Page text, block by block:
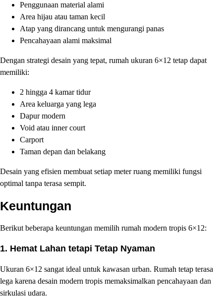
Penggunaan material alami
Area hijau atau taman kecil
Atap yang dirancang untuk mengurangi panas
Pencahayaan alami maksimal
Dengan strategi desain yang tepat, rumah ukuran 6×12 tetap dapat
memiliki:
2 hingga 4 kamar tidur
Area keluarga yang lega
Dapur modern
Void atau inner court
Carport
Taman depan dan belakang
Desain yang efisien membuat setiap meter ruang memiliki fungsi
optimal tanpa terasa sempit.
Keuntungan
Berikut beberapa keuntungan memilih rumah modern tropis 6×12:
1. Hemat Lahan tetapi Tetap Nyaman
Ukuran 6×12 sangat ideal untuk kawasan urban. Rumah tetap terasa
lega karena desain modern tropis memaksimalkan pencahayaan dan
sirkulasi udara.